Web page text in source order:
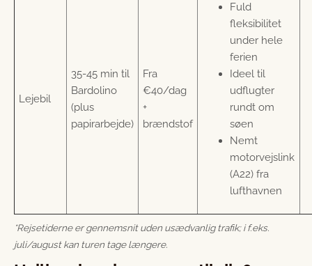
Lejebil
35-45 min til
Bardolino
(plus
papirarbejde)
Fra
€40/dag
+
brændstof
Fuld
fleksibilitet
under hele
ferien
Ideel til
udflugter
rundt om
søen
Nemt
motorvejslink
(A22) fra
lufthavnen
*Rejsetiderne er gennemsnit uden usædvanlig trafik; i f.eks.
juli/august kan turen tage længere.